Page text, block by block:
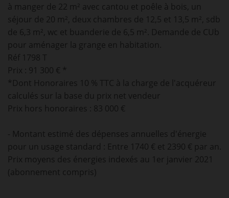
à manger de 22 m² avec cantou et poêle à bois, un
séjour de 20 m², deux chambres de 12,5 et 13,5 m², sdb
de 6,3 m², wc et buanderie de 6,5 m². Demande de CUb
pour aménager la grange en habitation.
Réf 1798 T
Prix : 91 300 € *
*Dont Honoraires 10 % TTC à la charge de l'acquéreur
calculés sur la base du prix net vendeur
Prix hors honoraires : 83 000 €
- Montant estimé des dépenses annuelles d'énergie
pour un usage standard : Entre 1740 € et 2390 € par an.
Prix moyens des énergies indexés au 1er janvier 2021
(abonnement compris)